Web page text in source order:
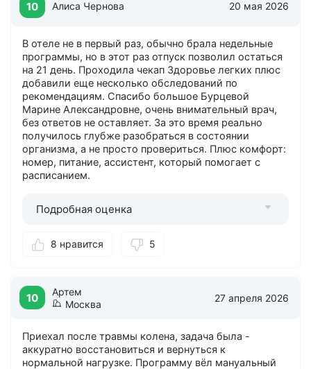
10 Алиса Чернова 20 мая 2026
В отеле не в первый раз, обычно брала недельные
программы, но в этот раз отпуск позволил остаться
на 21 день. Проходила чекап Здоровье легких плюс
добавили еще несколько обследований по
рекомендациям. Спасибо большое Бурцевой
Марине Александровне, очень внимательный врач,
без ответов не оставляет. За это время реально
получилось глубже разобраться в состоянии
организма, а не просто провериться. Плюс комфорт:
номер, питание, ассистент, который помогает с
расписанием.
Подробная оценка
8 нравится 5
10
Артем
Москва
27 апреля 2026
Приехал после травмы колена, задача была -
аккуратно восстановиться и вернуться к
нормальной нагрузке. Программу вёл мануальный